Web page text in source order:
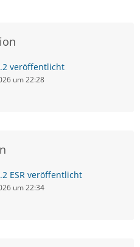
veröffentlicht
um 22:28
ESR veröffentlicht
um 22:34